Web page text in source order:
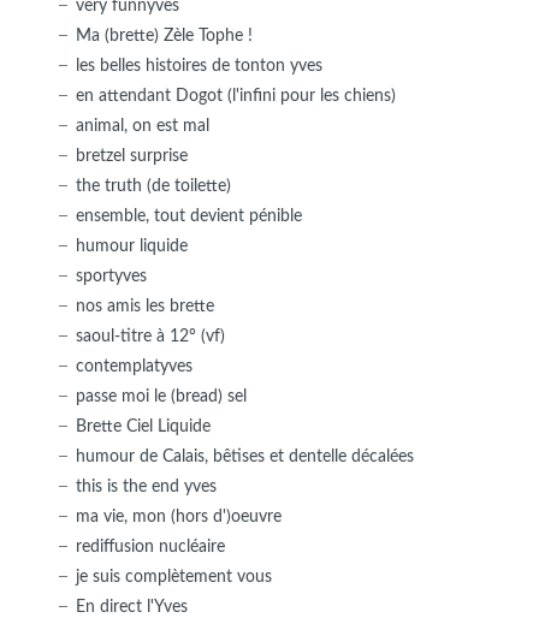
very funnyves
Ma (brette) Zèle Tophe !
les belles histoires de tonton yves
en attendant Dogot (l'infini pour les chiens)
animal, on est mal
bretzel surprise
the truth (de toilette)
ensemble, tout devient pénible
humour liquide
sportyves
nos amis les brette
saoul-titre à 12° (vf)
contemplatyves
passe moi le (bread) sel
Brette Ciel Liquide
humour de Calais, bêtises et dentelle décalées
this is the end yves
ma vie, mon (hors d')oeuvre
rediffusion nucléaire
je suis complètement vous
En direct l'Yves